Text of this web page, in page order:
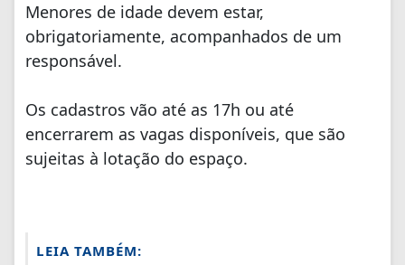
Menores de idade devem estar,
obrigatoriamente, acompanhados de um
responsável.
Os cadastros vão até as 17h ou até
encerrarem as vagas disponíveis, que são
sujeitas à lotação do espaço.
LEIA TAMBÉM: